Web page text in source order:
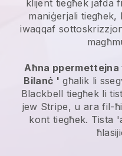
klijent tiegħek jafda
maniġerjali tiegħek,
iwaqqaf
Aħna
Bilanċ ' għalik li
Blackbell tiegħek li
jew Stripe, u ara fil-
kont tiegħek. Tista